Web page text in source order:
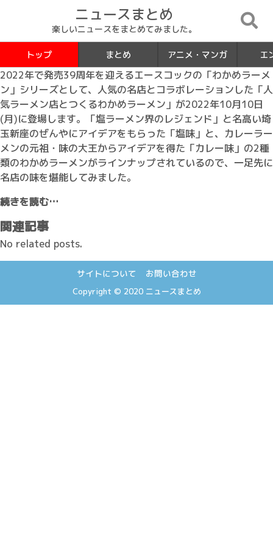
ニュースまとめ
楽しいニュースをまとめてみました。
トップ まとめ アニメ・マンガ エ
2022年で発売39周年を迎えるエースコックの「わかめラーメ
ン」シリーズとして、人気の名店とコラボレーションした「人
気ラーメン店とつくるわかめラーメン」が2022年10月10日
(月)に登場します。「塩ラーメン界のレジェンド」と名高い埼
玉新座のぜんやにアイデアをもらった「塩味」と、カレーラー
メンの元祖・味の大王からアイデアを得た「カレー味」の2種
類のわかめラーメンがラインナップされているので、一足先に
名店の味を堪能してみました。
続きを読む…
関連記事
No related posts.
サイトについて お問い合わせ
Copyright © 2020 ニュースまとめ